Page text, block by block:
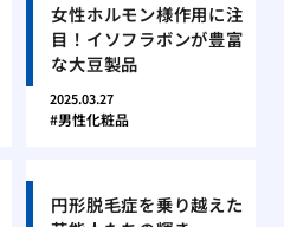
女性ホルモン様作用に注
目！イソフラボンが豊富
な大豆製品
2025.03.27
男性化粧品
円形脱毛症を乗り越えた